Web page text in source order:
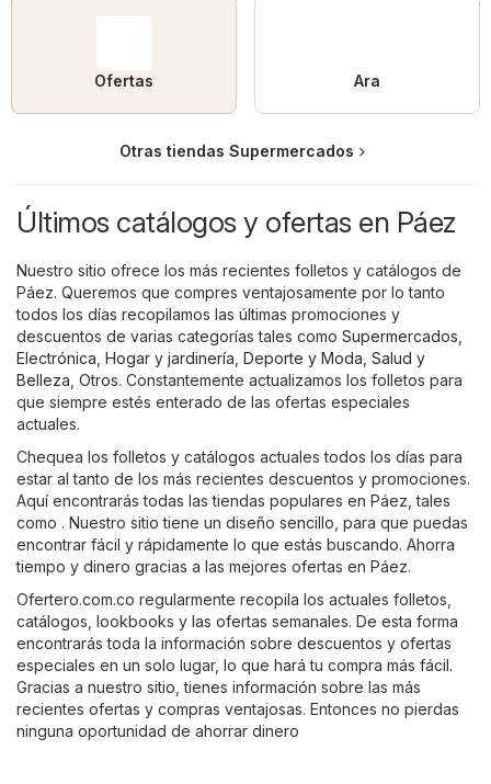
Ofertas Ara
Otras tiendas Supermercados
Últimos catálogos y ofertas en Páez
Nuestro sitio ofrece los más recientes folletos y catálogos de
Páez. Queremos que compres ventajosamente por lo tanto
todos los días recopilamos las últimas promociones y
descuentos de varias categorías tales como Supermercados
Electrónica Hogar y jardinería Deporte y Moda Salud y
Belleza Otros. Constantemente actualizamos los folletos para
que siempre estés enterado de las ofertas especiales
actuales.
Chequea los folletos y catálogos actuales todos los días para
estar al tanto de los más recientes descuentos y promociones.
Aquí encontrarás todas las tiendas populares en Páez, tales
como . Nuestro sitio tiene un diseño sencillo, para que puedas
encontrar fácil y rápidamente lo que estás buscando. Ahorra
tiempo y dinero gracias a las mejores ofertas en Páez.
Ofertero.com.co regularmente recopila los actuales folletos,
catálogos, lookbooks y las ofertas semanales. De esta forma
encontrarás toda la información sobre descuentos y ofertas
especiales en un solo lugar, lo que hará tu compra más fácil.
Gracias a nuestro sitio, tienes información sobre las más
recientes ofertas y compras ventajosas. Entonces no pierdas
ninguna oportunidad de ahorrar dinero